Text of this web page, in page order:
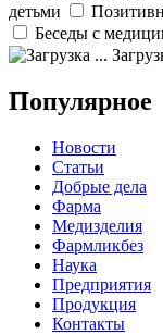
детьми
Беседы с
Популярное
Новости
Статьи
Добрые дела
Фарма
Медизделия
Фармликбез
Наука
Предприятия
Продукция
Контакты